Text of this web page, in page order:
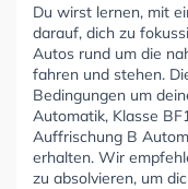
Du wirst lernen, mit
darauf, dich zu
Autos rund um die
fahren und stehen.
Bedingungen um
Automatik, Klasse
Auffrischung B
erhalten. Wir
zu absolvieren, um